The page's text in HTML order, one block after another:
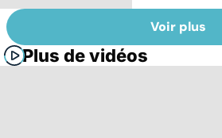
Voir plus
Plus de vidéos